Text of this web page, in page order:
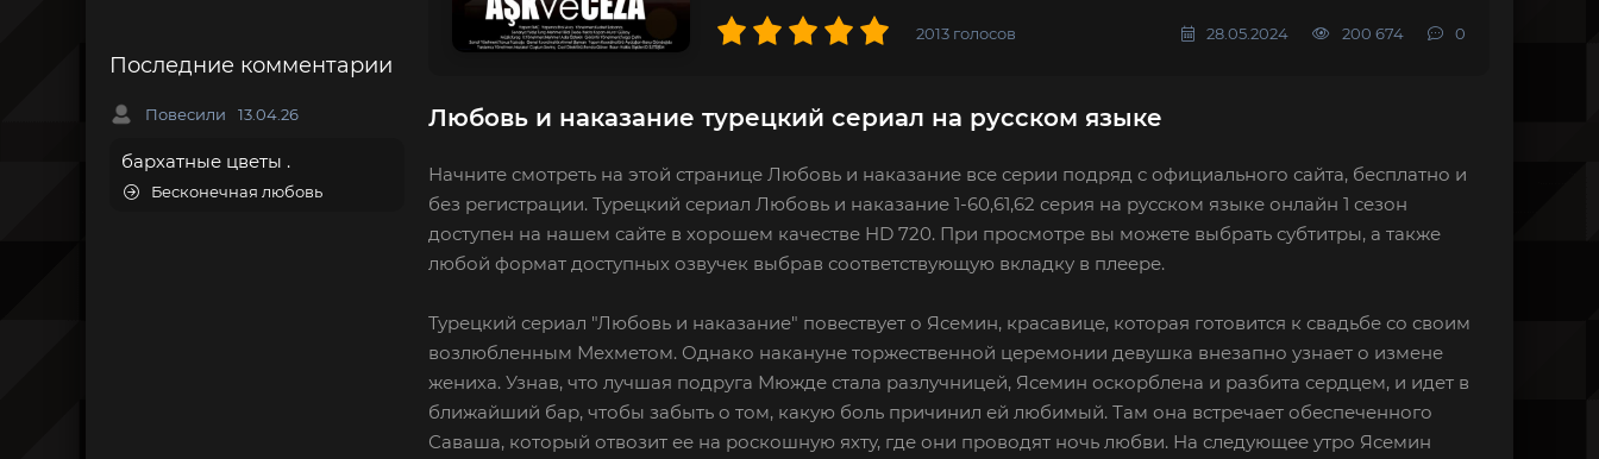
Последние комментарии
Повесили 13.04.26
бархатные цветы .
Бесконечная любовь
2013 голосов 28.05.2024 200 674 0
Любовь и наказание турецкий сериал на русском языке
Начните смотреть на этой странице Любовь и наказание все серии подряд с официального сайта, бесплатно и
без регистрации. Турецкий сериал Любовь и наказание 1-60,61,62 серия на русском языке онлайн 1 сезон
доступен на нашем сайте в хорошем качестве HD 720. При просмотре вы можете выбрать субтитры, а также
любой формат доступных озвучек выбрав соответствующую вкладку в плеере.
Турецкий сериал "Любовь и наказание" повествует о Ясемин, красавице, которая готовится к свадьбе со своим
возлюбленным Мехметом. Однако накануне торжественной церемонии девушка внезапно узнает о измене
жениха. Узнав, что лучшая подруга Мюжде стала разлучницей, Ясемин оскорблена и разбита сердцем, и идет в
ближайший бар, чтобы забыть о том, какую боль причинил ей любимый. Там она встречает обеспеченного
Саваша, который отвозит ее на роскошную яхту, где они проводят ночь любви. На следующее утро Ясемин